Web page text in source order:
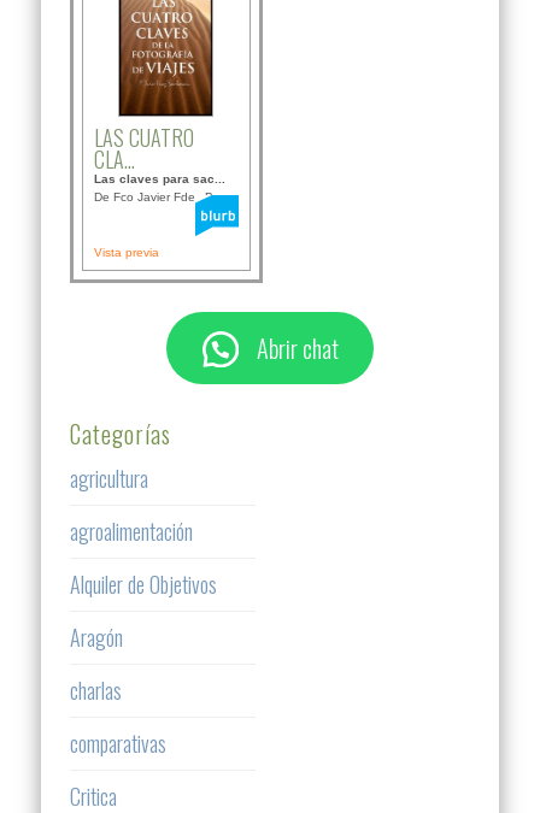
LAS CUATRO
CLA...
Las claves para sac...
De Fco Javier Fdez B...
Vista previa
Abrir chat
Categorías
agricultura
agroalimentación
Alquiler de Objetivos
Aragón
charlas
comparativas
Critica